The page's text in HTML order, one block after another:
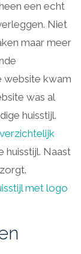
een echt
Niet
maar meer
website kwam
was al
huisstijl.
huisstijl. Naast
met logo